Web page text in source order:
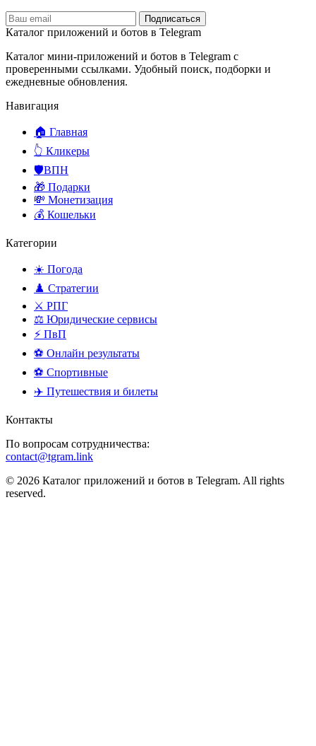
Подписаться
Каталог приложений и ботов в Telegram
Каталог мини-приложений и ботов в Telegram с
проверенными ссылками. Удобный поиск, подборки и
ежедневные обновления.
Навигация
🏠 Главная
👆 Кликеры
🛡️ВПН
🎁 Подарки
💸 Монетизация
💰 Кошельки
Категории
☀️ Погода
♟️ Стратегии
⚔️ РПГ
⚖️ Юридические сервисы
⚡ ПвП
⚽ Онлайн результаты
⚽ Спортивные
✈️ Путешествия и билеты
Контакты
По вопросам сотрудничества:
contact@tgram.link
© 2026 Каталог приложений и ботов в Telegram. All rights
reserved.